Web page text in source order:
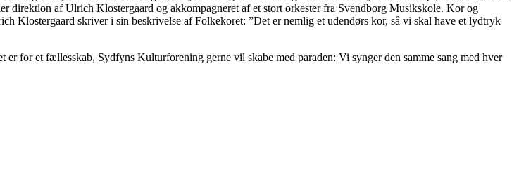
direktion af Ulrich Klostergaard og akkompagneret af et stort orkester fra Svendborg Musikskole. Kor og
Klostergaard skriver i sin beskrivelse af Folkekoret: ”Det er nemlig et udendørs kor, så vi skal have et lydtryk
for et fællesskab, Sydfyns Kulturforening gerne vil skabe med paraden: Vi synger den samme sang med hver